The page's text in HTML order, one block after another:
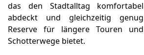
das den Stadtalltag komfortabel
abdeckt und gleichzeitig genug
Reserve für längere Touren und
Schotterwege bietet.